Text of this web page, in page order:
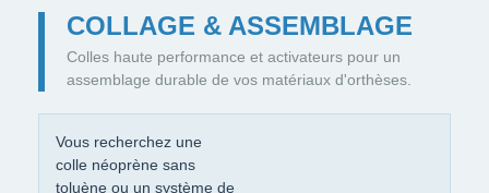
COLLAGE & ASSEMBLAGE
Colles haute performance et activateurs pour un
assemblage durable de vos matériaux d'orthèses.
Vous recherchez une
colle néoprène sans
toluène ou un système de